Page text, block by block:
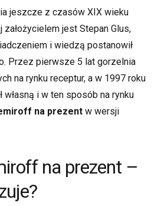
jeszcze z czasów XIX wieku
jest Stepan Glus,
i wiedzą postanowił
Przez pierwsze 5 lat gorzelnia
na rynku receptur, a w 1997 roku
własną i w ten sposób na rynku
na prezent w wersji
na prezent –